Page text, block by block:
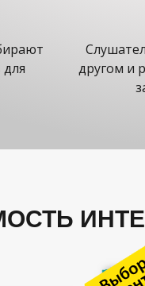
другом и